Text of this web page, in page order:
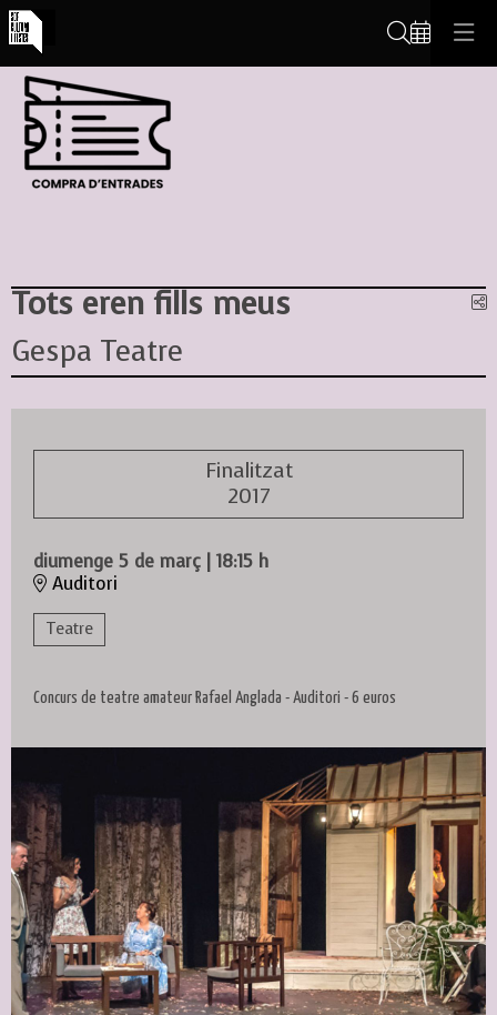
Tots eren fills meus
Gespa Teatre
Finalitzat
2017
diumenge 5 de març | 18:15 h
Auditori
Teatre
Concurs de teatre amateur Rafael Anglada - Auditori - 6 euros